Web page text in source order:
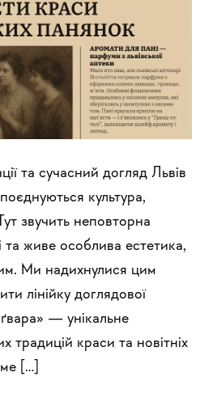
та сучасний догляд Львів
культура,
звучить неповторна
та живе особлива естетика,
Ми надихнулися цим
лінійку доглядової
— унікальне
традицій краси та новітніх
[…]